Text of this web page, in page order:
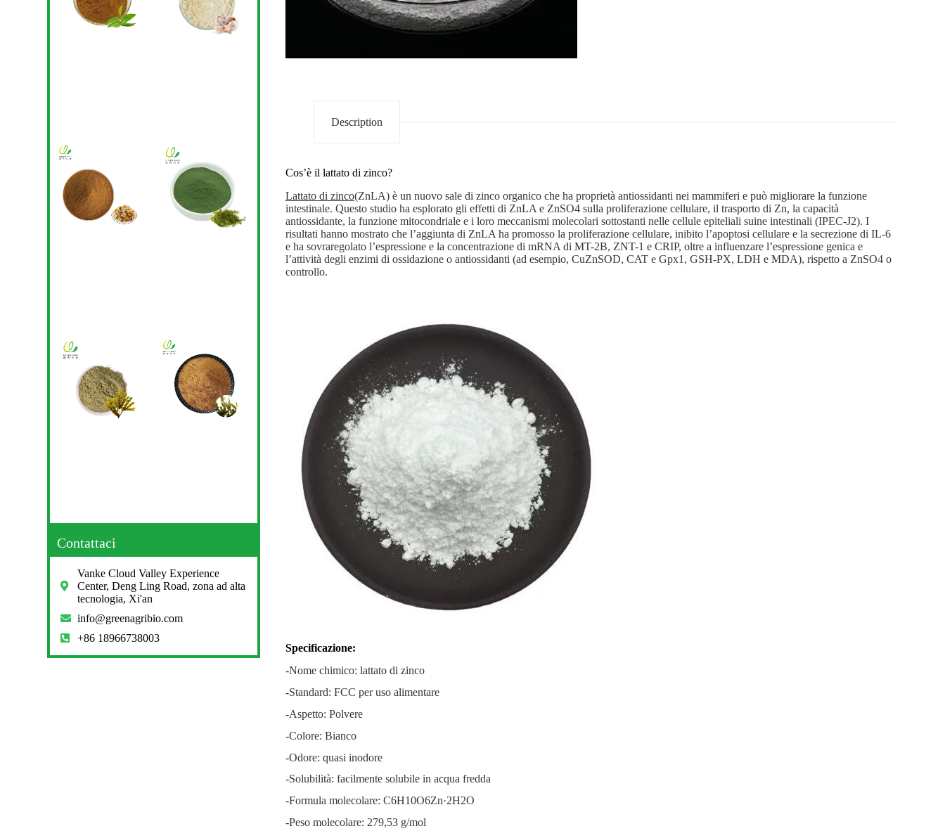
Description
Cos’è il lattato di zinco?
Lattato di zinco(ZnLA) è un nuovo sale di zinco organico che ha proprietà antiossidanti nei mammiferi e può migliorare la funzione
intestinale. Questo studio ha esplorato gli effetti di ZnLA e ZnSO4 sulla proliferazione cellulare, il trasporto di Zn, la capacità
antiossidante, la funzione mitocondriale e i loro meccanismi molecolari sottostanti nelle cellule epiteliali suine intestinali (IPEC-J2). I
risultati hanno mostrato che l’aggiunta di ZnLA ha promosso la proliferazione cellulare, inibito l’apoptosi cellulare e la secrezione di IL-6
e ha sovraregolato l’espressione e la concentrazione di mRNA di MT-2B, ZNT-1 e CRIP, oltre a influenzare l’espressione genica e
l’attività degli enzimi di ossidazione o antiossidanti (ad esempio, CuZnSOD, CAT e Gpx1, GSH-PX, LDH e MDA), rispetto a ZnSO4 o
controllo.
Specificazione:
-Nome chimico: lattato di zinco
-Standard: FCC per uso alimentare
-Aspetto: Polvere
-Colore: Bianco
-Odore: quasi inodore
-Solubilità: facilmente solubile in acqua fredda
-Formula molecolare: C6H10O6Zn·2H2O
-Peso molecolare: 279,53 g/mol
Contattaci
Vanke Cloud Valley Experience
Center, Deng Ling Road, zona ad alta
tecnologia, Xi'an
info@greenagribio.com
+86 18966738003